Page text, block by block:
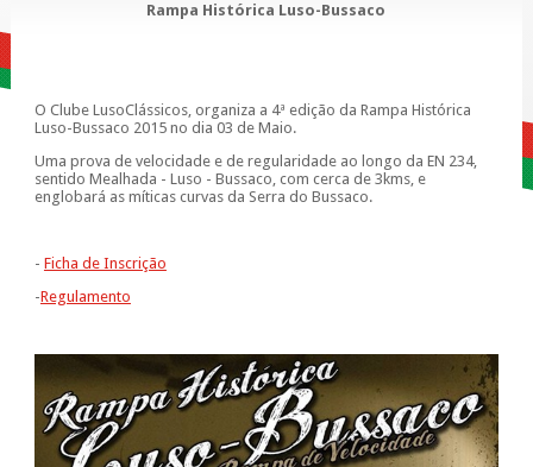
Rampa Histórica Luso-Bussaco
O Clube LusoClássicos, organiza a 4ª edição da Rampa Histórica
Luso-Bussaco 2015 no dia 03 de Maio.
Uma prova de velocidade e de regularidade ao longo da EN 234,
sentido Mealhada - Luso - Bussaco, com cerca de 3kms, e
englobará as míticas curvas da Serra do Bussaco.
- Ficha de Inscrição
-Regulamento